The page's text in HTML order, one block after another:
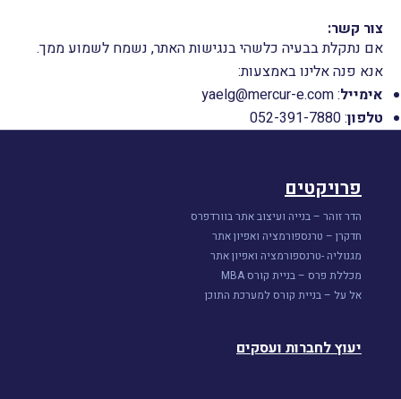
צור קשר:
אם נתקלת בבעיה כלשהי בנגישות האתר, נשמח לשמוע ממך.
אנא פנה אלינו באמצעות:
אימייל: yaelg@mercur-e.com
טלפון: 052-391-7880
פרויקטים
הדר זוהר – בנייה ועיצוב אתר בוורדפרס
חדקרן – טרנספורמציה ואפיון אתר
מגנוליה -טרנספורמציה ואפיון אתר
מכללת פרס – בניית קורס MBA
אל על – בניית קורס למערכת התוכן
יעוץ לחברות ועסקים